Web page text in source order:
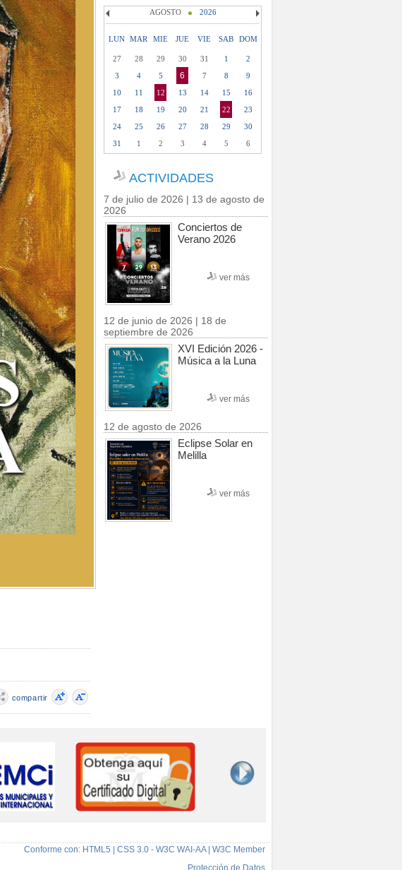
compartir
AGOSTO 2026
LUN MAR MIE JUE VIE SAB DOM
27 28 29 30 31 1
2
3
4 5 6 7 8
9
10
11 12 13 14 15
16
17
18 19 20 21 22
23
24
25 26 27 28 29
30
31
1 2 3 4 5 6
ACTIVIDADES
7 de julio de 2026 | 13 de agosto de
2026
Conciertos de
Verano 2026
ver más
12 de junio de 2026 | 18 de
septiembre de 2026
XVI Edición 2026 -
Música a la Luna
ver más
12 de agosto de 2026
Eclipse Solar en
Melilla
ver más
Conforme con: HTML5 | CSS 3.0 - W3C WAI-AA | W3C Member